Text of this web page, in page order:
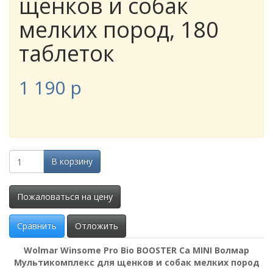
мелких пород, 180
таблеток
1 190 p
В корзину
Пожаловаться на цену
Сравнить Отложить
Wolmar Winsome Pro Bio BOOSTER Ca MINI Волмар
Мультикомплекс для щенков и собак мелких пород